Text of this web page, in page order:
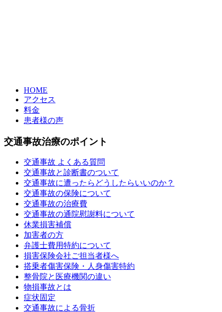
HOME
アクセス
料金
患者様の声
交通事故治療のポイント
交通事故 よくある質問
交通事故と診断書のついて
交通事故に遭ったらどうしたらいいのか？
交通事故の保険について
交通事故の治療費
交通事故の通院慰謝料について
休業損害補償
加害者の方
弁護士費用特約について
損害保険会社ご担当者様へ
搭乗者傷害保険・人身傷害特約
整骨院と医療機関の違い
物損事故とは
症状固定
交通事故による骨折